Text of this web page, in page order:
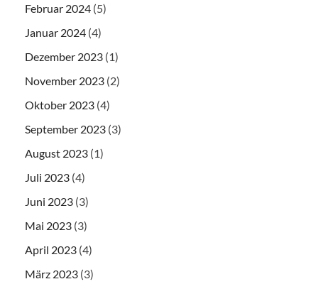
Februar 2024 (5)
Januar 2024 (4)
Dezember 2023 (1)
November 2023 (2)
Oktober 2023 (4)
September 2023 (3)
August 2023 (1)
Juli 2023 (4)
Juni 2023 (3)
Mai 2023 (3)
April 2023 (4)
März 2023 (3)